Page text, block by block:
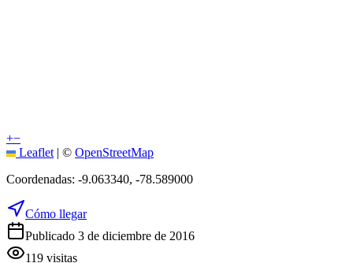
+−
Leaflet | © OpenStreetMap
Coordenadas: -9.063340, -78.589000
Cómo llegar
Publicado 3 de diciembre de 2016
119 visitas